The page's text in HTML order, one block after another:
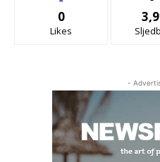
0
Likes
-